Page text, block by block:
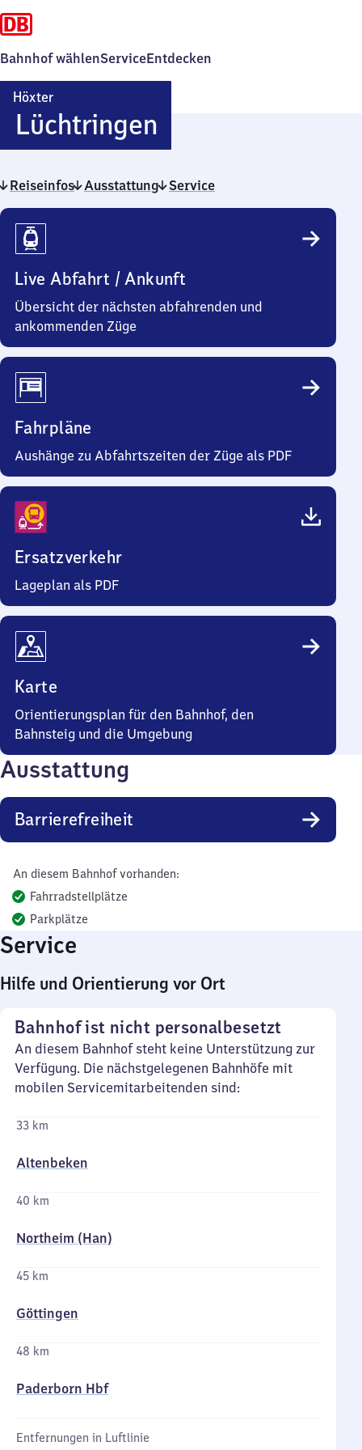
Bahnhof wählenServiceEntdecken
Höxter
LüchtringenHöxter-
Lüchtringen
Reiseinfos Ausstattung Service
Reiseinfos
Live Abfahrt / Ankunft
Übersicht der nächsten abfahrenden und
ankommenden Züge
Fahrpläne
Aushänge zu Abfahrtszeiten der Züge als PDF
Ersatzverkehr
Lageplan als PDF
Karte
Orientierungsplan für den Bahnhof, den
Bahnsteig und die Umgebung
Ausstattung
Barrierefreiheit
An diesem Bahnhof vorhanden:
Fahrradstellplätze
Parkplätze
Service
Hilfe und Orientierung vor Ort
Bahnhof ist nicht personalbesetzt
An diesem Bahnhof steht keine Unterstützung zur
Verfügung. Die nächstgelegenen Bahnhöfe mit
mobilen Servicemitarbeitenden sind:
33 km
Altenbeken
40 km
Northeim (Han)
45 km
Göttingen
48 km
Paderborn Hbf
Entfernungen in Luftlinie